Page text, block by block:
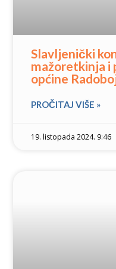
Slavljenički
mažoretkinja i
općine
PROČITAJ VIŠE »
19. listopada 2024. 9:46